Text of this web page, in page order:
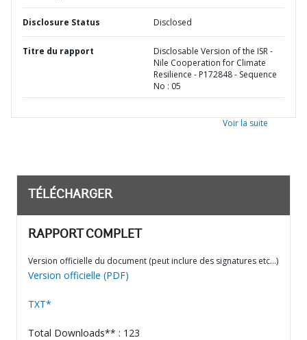
Disclosure Status Disclosed
Titre du rapport
Disclosable Version of the ISR -
Nile Cooperation for Climate
Resilience - P172848 - Sequence
No : 05
Voir la suite
TÉLÉCHARGER
RAPPORT COMPLET
Version officielle du document (peut inclure des signatures etc…)
Version officielle (PDF)
TXT*
Total Downloads** : 123